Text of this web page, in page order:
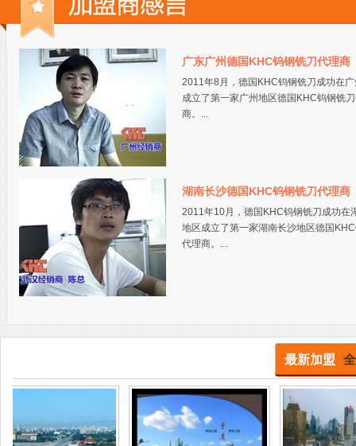
广东广州德国KHC钨钢铣刀代理商
2011年8月，德国KHC钨钢铣刀成功在
成立了第一家广州地区德国KHC钨钢铣
商。...
湖南长沙德国KHC钨钢铣刀代理商
2011年10月，德国KHC钨钢铣刀成功在
地区成立了第一家湖南长沙地区德国
代理商。...
最新加盟